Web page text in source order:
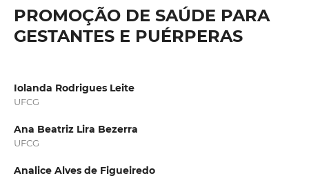
PROMOÇÃO DE SAÚDE PARA
GESTANTES E PUÉRPERAS
Iolanda Rodrigues Leite
UFCG
Ana Beatriz Lira Bezerra
UFCG
Analice Alves de Figueiredo